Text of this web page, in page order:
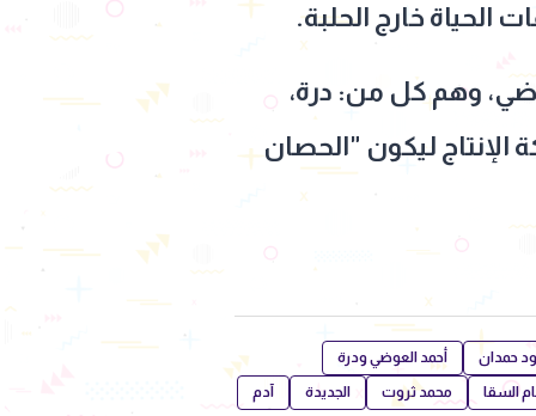
خارج الحلبة.
وهم كل من: درة،
ليكون "الحصان
حمدان أحمد العوضي ودرة
السقا محمد ثروت الجديدة آدم